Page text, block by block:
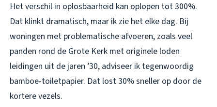
Het verschil in oplosbaarheid kan oplopen tot 300%.
Dat klinkt dramatisch, maar ik zie het elke dag. Bij
woningen met problematische afvoeren, zoals veel
panden rond de Grote Kerk met originele loden
leidingen uit de jaren ’30, adviseer ik tegenwoordig
bamboe-toiletpapier. Dat lost 30% sneller op door de
kortere vezels.